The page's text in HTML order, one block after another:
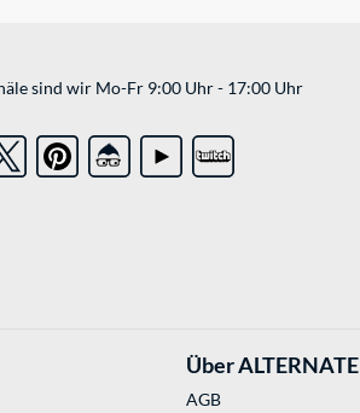
sind wir Mo-Fr 9:00 Uhr - 17:00 Uhr
Über ALTERNATE
AGB